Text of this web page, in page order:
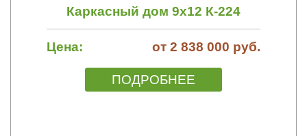
Каркасный дом 9х12 К-224
Цена: от 2 838 000 руб.
ПОДРОБНЕЕ